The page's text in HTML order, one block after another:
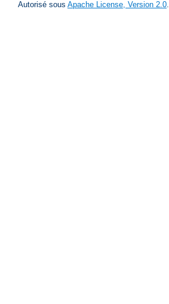
Autorisé sous Apache License, Version 2.0.